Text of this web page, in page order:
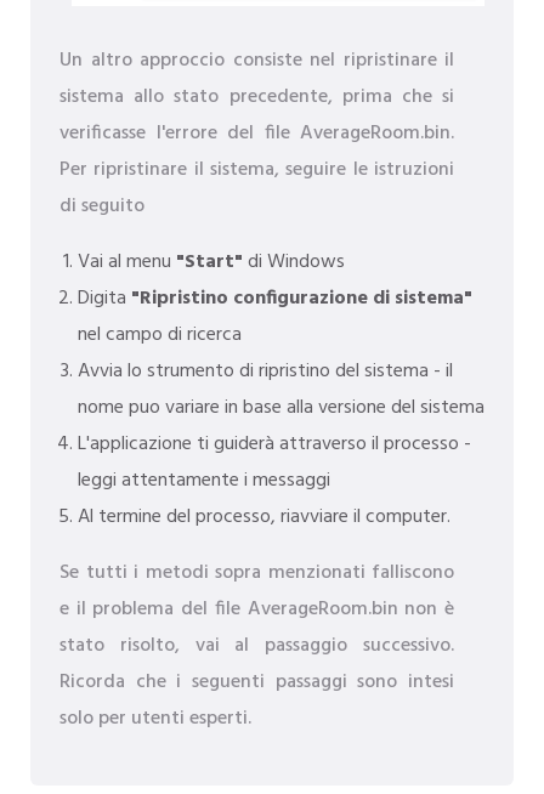
Un altro approccio consiste nel ripristinare il
sistema allo stato precedente, prima che si
verificasse l'errore del file AverageRoom.bin.
Per ripristinare il sistema, seguire le istruzioni
di seguito
Vai al menu "Start"di Windows
Digita "Ripristino configurazione di sistema"
nel campo di ricerca
Avvia lo strumento di ripristino del sistema - il
nome puo variare in base alla versione del sistema
L'applicazione ti guiderà attraverso il processo -
leggi attentamente i messaggi
Al termine del processo, riavviare il computer.
Se tutti i metodi sopra menzionati falliscono
e il problema del file AverageRoom.bin non è
stato risolto, vai al passaggio successivo.
Ricorda che i seguenti passaggi sono intesi
solo per utenti esperti.